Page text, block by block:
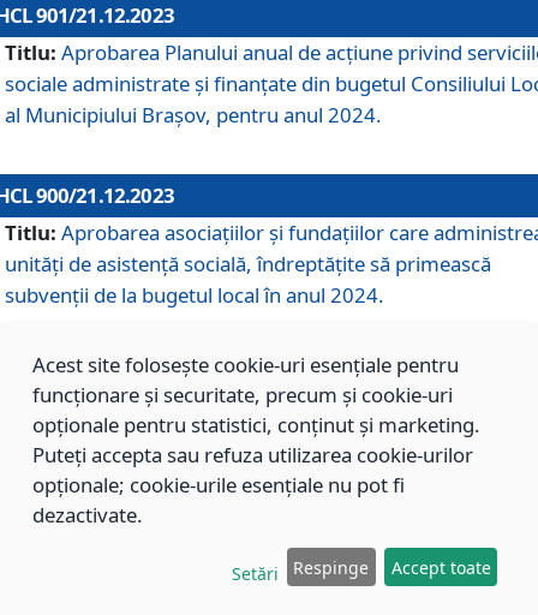
901/21.12.2023
Titlu: Aprobarea Planului anual de acțiune privind
sociale administrate și finanțate din bugetul Consiliului
al Municipiului Brașov, pentru anul 2024.
900/21.12.2023
Titlu: Aprobarea asociațiilor şi fundațiilor care
unități de asistenţă socială, îndreptăţite să primească
subvenţii de la bugetul local în anul 2024.
899/21.12.2023
Aprobarea standardelor de cost pentru serviciile
sociale furnizate în cadrul Direcției de Asistență Socială
Brașov, pentru anul 2024.
Modificarea Anexei la H.C.L. nr. 91 din 09.02.2018,
Acest site folosește cookie-uri esențiale pentru
funcționare și securitate, precum și cookie-uri
opționale pentru statistici, conținut și marketing.
Puteți accepta sau refuza utilizarea cookie-urilor
opționale; cookie-urile esențiale nu pot fi
dezactivate.
Setări Respinge Accept toate